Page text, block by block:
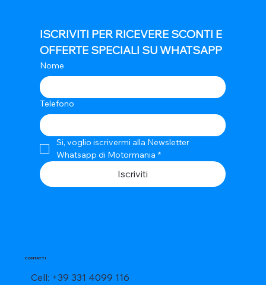
CONTATTI
Cell: +39 331 4099 116
ISCRIVITI PER RICEVERE SCONTI E
OFFERTE SPECIALI SU WHATSAPP
Nome
Telefono
Si, voglio iscrivermi alla Newsletter
Whatsapp di Motormania *
Iscriviti